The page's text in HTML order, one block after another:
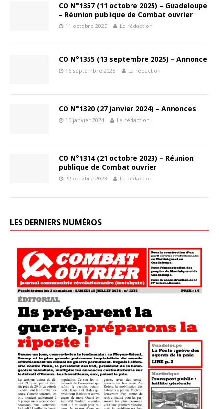
CO N°1357 (11 octobre 2025) – Guadeloupe
– Réunion publique de Combat ouvrier
11 octobre 2025 La rédaction
CO N°1355 (13 septembre 2025) – Annonce
16 septembre 2025 La rédaction
CO N°1320 (27 janvier 2024) – Annonces
15 janvier 2024 La rédaction
CO N°1314 (21 octobre 2023) – Réunion
publique de Combat ouvrier
22 octobre 2023 La rédaction
LES DERNIERS NUMÉROS